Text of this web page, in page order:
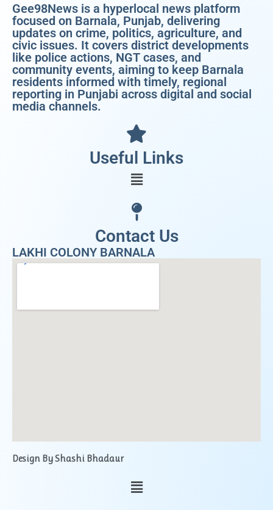
Gee98News is a hyperlocal news platform
focused on Barnala, Punjab, delivering
updates on crime, politics, agriculture, and
civic issues. It covers district developments
like police actions, NGT cases, and
community events, aiming to keep Barnala
residents informed with timely, regional
reporting in Punjabi across digital and social
media channels.
Useful Links
Contact Us
LAKHI COLONY BARNALA
Design By Shashi Bhadaur